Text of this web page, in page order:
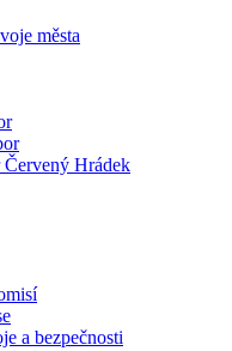
města
Hrádek
a bezpečnosti